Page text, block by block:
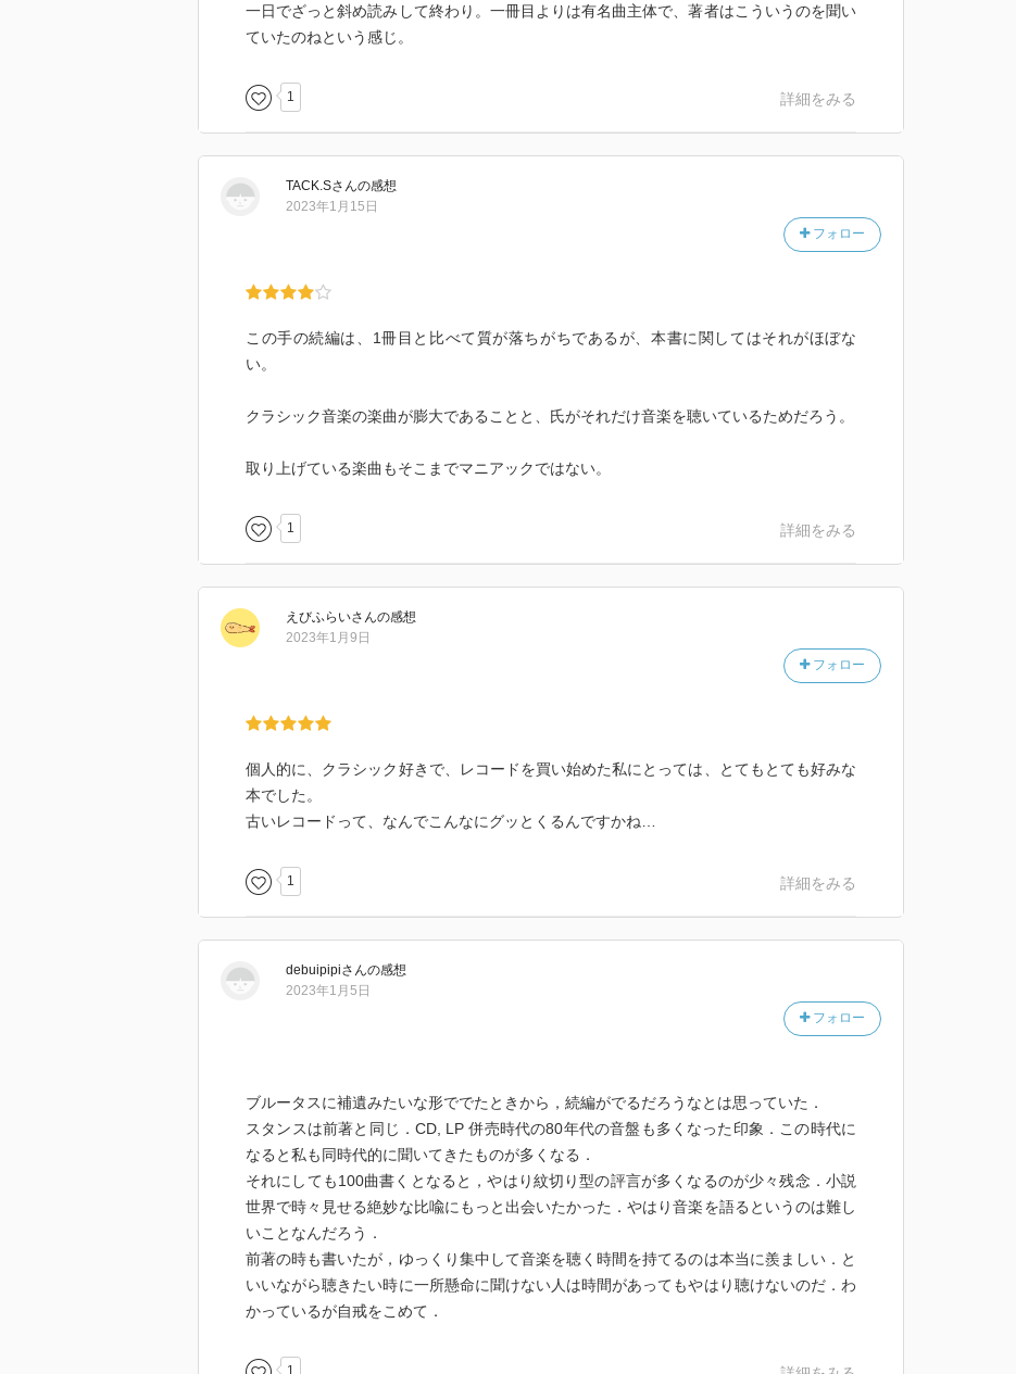
一日でざっと斜め読みして終わり。一冊目よりは有名曲主体で、著者はこういうのを聞い
ていたのねという感じ。
1 詳細をみる
TACK.Sさんの感想
フォロー
2023年1月15日
この手の続編は、1冊目と比べて質が落ちがちであるが、本書に関してはそれがほぼな
い。
クラシック音楽の楽曲が膨大であることと、氏がそれだけ音楽を聴いているためだろう。
取り上げている楽曲もそこまでマニアックではない。
1 詳細をみる
えびふらいさんの感想
フォロー
2023年1月9日
個人的に、クラシック好きで、レコードを買い始めた私にとっては、とてもとても好みな
本でした。
古いレコードって、なんでこんなにグッとくるんですかね…
1 詳細をみる
debuipipiさんの感想
フォロー
2023年1月5日
ブルータスに補遺みたいな形ででたときから，続編がでるだろうなとは思っていた．
スタンスは前著と同じ．CD, LP 併売時代の80年代の音盤も多くなった印象．この時代に
なると私も同時代的に聞いてきたものが多くなる．
それにしても100曲書くとなると，やはり紋切り型の評言が多くなるのが少々残念．小説
世界で時々見せる絶妙な比喩にもっと出会いたかった．やはり音楽を語るというのは難し
いことなんだろう．
前著の時も書いたが，ゆっくり集中して音楽を聴く時間を持てるのは本当に羨ましい．と
いいながら聴きたい時に一所懸命に聞けない人は時間があってもやはり聴けないのだ．わ
かっているが自戒をこめて．
1